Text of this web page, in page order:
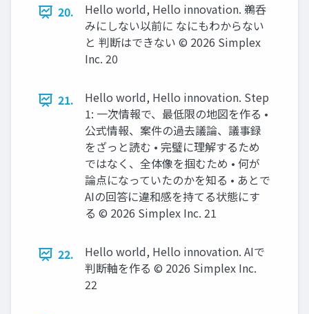
20.
Hello world, Hello innovation. 鵜呑
みにしない以前に なにもわからない
と 判断はできない ©️ 2026 Simplex
Inc. 20
21.
Hello world, Hello innovation. Step
1: 一次情報で、最低限の地図を作る •
公式情報、案件の過去議論、議事録
をざっと読む • 完璧に理解するため
ではなく、全体像を掴むため • 何が
論点になっていたのかを知る • あとで
AIの回答に違和感を持てる状態にす
る ©️ 2026 Simplex Inc. 21
22.
Hello world, Hello innovation. AIで
判断軸を作る ©️ 2026 Simplex Inc.
22